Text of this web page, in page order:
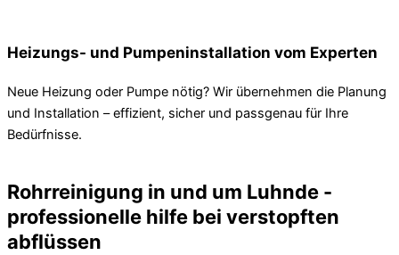
Heizungs- und Pumpeninstallation vom Experten
Neue Heizung oder Pumpe nötig? Wir übernehmen die Planung
und Installation – effizient, sicher und passgenau für Ihre
Bedürfnisse.
Rohrreinigung in und um Luhnde -
professionelle hilfe bei verstopften
abflüssen